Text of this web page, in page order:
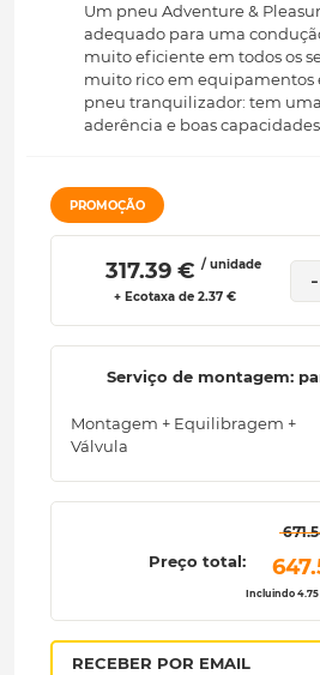
Um pneu Adventure &
adequado para uma
muito eficiente em todos os
muito rico em equipamentos
pneu tranquilizador: tem
aderência e boas
PROMOÇÃO
317.39 € / unidade
+ Ecotaxa de 2.37 €
-
Serviço de montagem:
Montagem + Equilibragem +
Válvula
Preço total:
Incluindo
RECEBER POR EMAIL